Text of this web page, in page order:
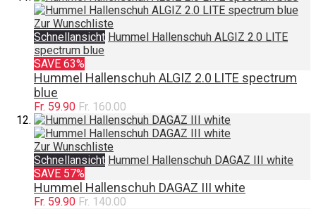
Zur Wunschliste
Schnellansicht Hummel Hallenschuh ALGIZ 2.0 LITE
spectrum blue
SAVE 63%
Hummel Hallenschuh ALGIZ 2.0 LITE spectrum
blue
Fr. 59.90 Fr. 160.00
Zur Wunschliste
Schnellansicht Hummel Hallenschuh DAGAZ III white
SAVE 57%
Hummel Hallenschuh DAGAZ III white
Fr. 59.90 Fr. 140.00